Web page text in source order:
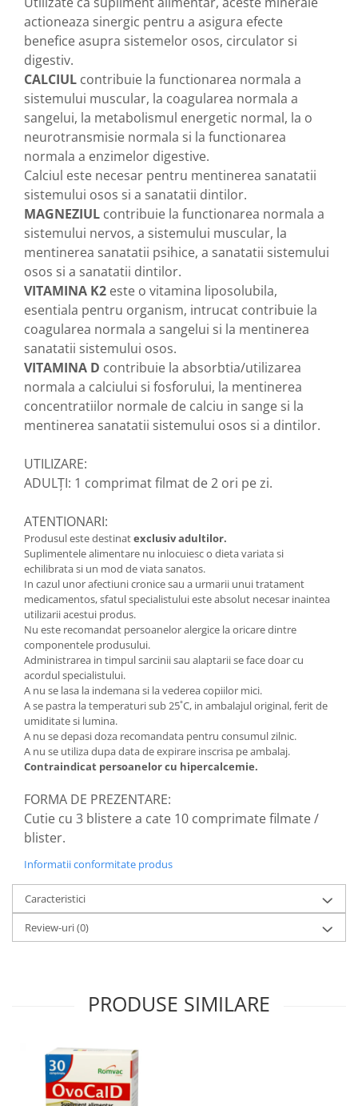
Romvac - Imunoinstant (20
produse)
Silc - Laurella (5produse)
Splash (10 produse)
Sunvita Group (2 produse)
The Bramton Company - Simple
Solution & Out! (8 produse)
Trixie (28 produse)
Vaco Retail sp.zo.o (3 produse)
Van Vliet The Candy Company BV
(8 produse)
Vet's Best (8 produse)
Vivil A. Muller GmbH & Co.Kg (22
produse)
Yuup! - Cosmetica Veneta (17
produse)
Zuluff Diapers (70 produse)
actioneaza sinergic pentru a asigura efecte
benefice asupra sistemelor osos, circulator si
digestiv.
CALCIUL contribuie la functionarea normala a
sistemului muscular, la coagularea normala a
sangelui, la metabolismul energetic normal, la o
neurotransmisie normala si la functionarea
normala a enzimelor digestive.
Calciul este necesar pentru mentinerea sanatatii
sistemului osos si a sanatatii dintilor.
MAGNEZIUL contribuie la functionarea normala a
sistemului nervos, a sistemului muscular, la
mentinerea sanatatii psihice, a sanatatii sistemului
osos si a sanatatii dintilor.
VITAMINA K2 este o vitamina liposolubila,
esentiala pentru organism, intrucat contribuie la
coagularea normala a sangelui si la mentinerea
sanatatii sistemului osos.
VITAMINA D contribuie la absorbtia/utilizarea
normala a calciului si fosforului, la mentinerea
concentratiilor normale de calciu in sange si la
mentinerea sanatatii sistemului osos si a dintilor.
UTILIZARE:
ADULȚI: 1 comprimat filmat de 2 ori pe zi.
ATENTIONARI:
Produsul este destinatexclusiv adultilor.
Suplimentele alimentare nu inlocuiesc o dieta variata si
echilibrata si un mod de viata sanatos.
In cazul unor afectiuni cronice sau a urmarii unui tratament
medicamentos, sfatul specialistului este absolut necesar inaintea
utilizarii acestui produs.
Nu este recomandat persoanelor alergice la oricare dintre
componentele produsului.
Administrarea in timpul sarcinii sau alaptarii se face doar cu
acordul specialistului.
A nu se lasa la indemana si la vederea copiilor mici.
A se pastra la temperaturi sub 25˚C, in ambalajul original, ferit de
umiditate si lumina.
A nu se depasi doza recomandata pentru consumul zilnic.
A nu se utiliza dupa data de expirare inscrisa pe ambalaj.
Contraindicat persoanelor cu hipercalcemie.
FORMA DE PREZENTARE:
Cutie cu 3 blistere a cate 10 comprimate filmate /
blister.
Informatii conformitate produs
Caracteristici
Review-uri(0)
PRODUSE SIMILARE